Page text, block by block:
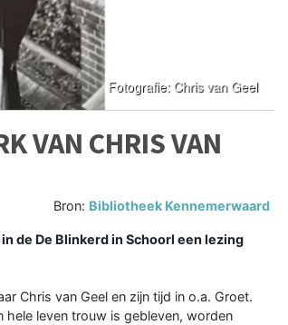
VAN CHRIS VAN
Bron: Bibliotheek Kennemerwaard
de De Blinkerd in Schoorl een lezing
Chris van Geel en zijn tijd in o.a. Groet.
hele leven trouw is gebleven, worden